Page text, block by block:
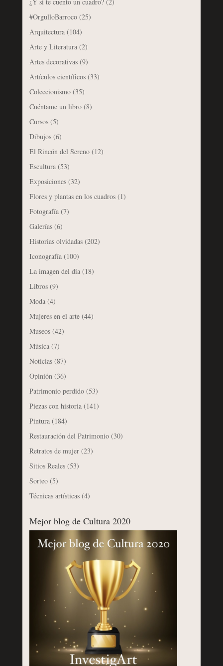
¿Y si te cuento un cuadro?(2)
#OrgulloBarroco(25)
Arquitectura(104)
Arte y Literatura(2)
Artes decorativas(9)
Artículos científicos(33)
Coleccionismo(35)
Cuéntame un libro(8)
Cursos(5)
Dibujos(6)
El Rincón del Sereno(12)
Escultura(53)
Exposiciones(32)
Flores y plantas en los cuadros(1)
Fotografía(7)
Galerías(6)
Historias olvidadas(202)
Iconografía(100)
La imagen del día(18)
Libros(9)
Moda(4)
Mujeres en el arte(44)
Museos(42)
Música(7)
Noticias(87)
Opinión(36)
Patrimonio perdido(53)
Piezas con historia(141)
Pintura(184)
Restauración del Patrimonio(30)
Retratos de mujer(23)
Sitios Reales(53)
Sorteo(5)
Técnicas artísticas(4)
Mejor blog de Cultura 2020